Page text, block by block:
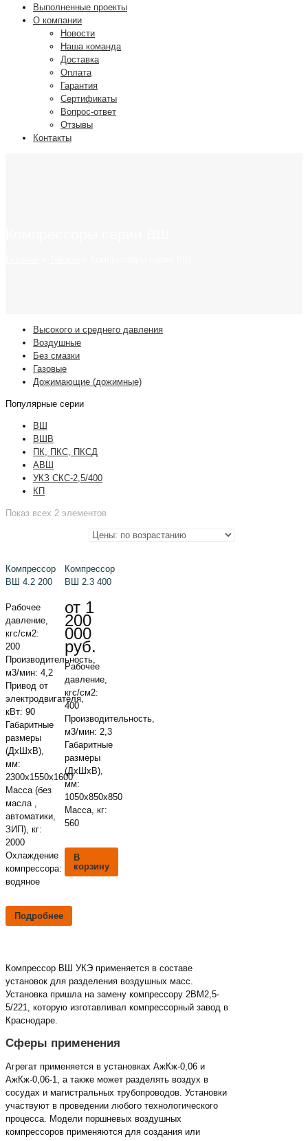
Выполненные проекты
О компании
Новости
Наша команда
Доставка
Оплата
Гарантия
Сертификаты
Вопрос-ответ
Отзывы
Контакты
Высокого и среднего давления
Воздушные
Без смазки
Газовые
Дожимающие (дожимные)
Популярные серии
ВШ
ВШВ
ПК, ПКС, ПКСД
АВШ
УКЗ СКС-2,5/400
КП
Показ всех 2 элементов
Компрессор
ВШ 4.2 200
Рабочее
давление,
кгс/см2:
200
Производительность,
м3/мин: 4,2
Привод от
электродвигателя,
кВт: 90
Габаритные
размеры
(ДxШxВ),
мм:
2300x1550x1600
Масса (без
масла ,
автоматики,
ЗИП), кг:
2000
Охлаждение
компрессора:
водяное
Подробнее
Компрессор
ВШ 2.3 400
от 1
200
000
руб.
Рабочее
давление,
кгс/см2:
400
Производительность,
м3/мин: 2,3
Габаритные
размеры
(ДxШxВ),
мм:
1050x850x850
Масса, кг:
560
В
корзину
Компрессор ВШ УКЭ применяется в составе
установок для разделения воздушных масс.
Установка пришла на замену компрессору 2ВМ2,5-
5/221, которую изготавливал компрессорный завод в
Краснодаре.
Сферы применения
Агрегат применяется в установках АжКж-0,06 и
АжКж-0,06-1, а также может разделять воздух в
сосудах и магистральных трубопроводов. Установки
участвуют в проведении любого технологического
процесса. Модели поршневых воздушных
компрессоров применяются для создания или